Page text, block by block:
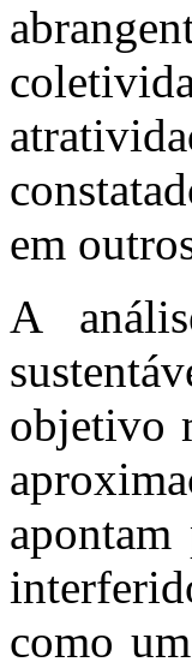
em
A
objetivo
como